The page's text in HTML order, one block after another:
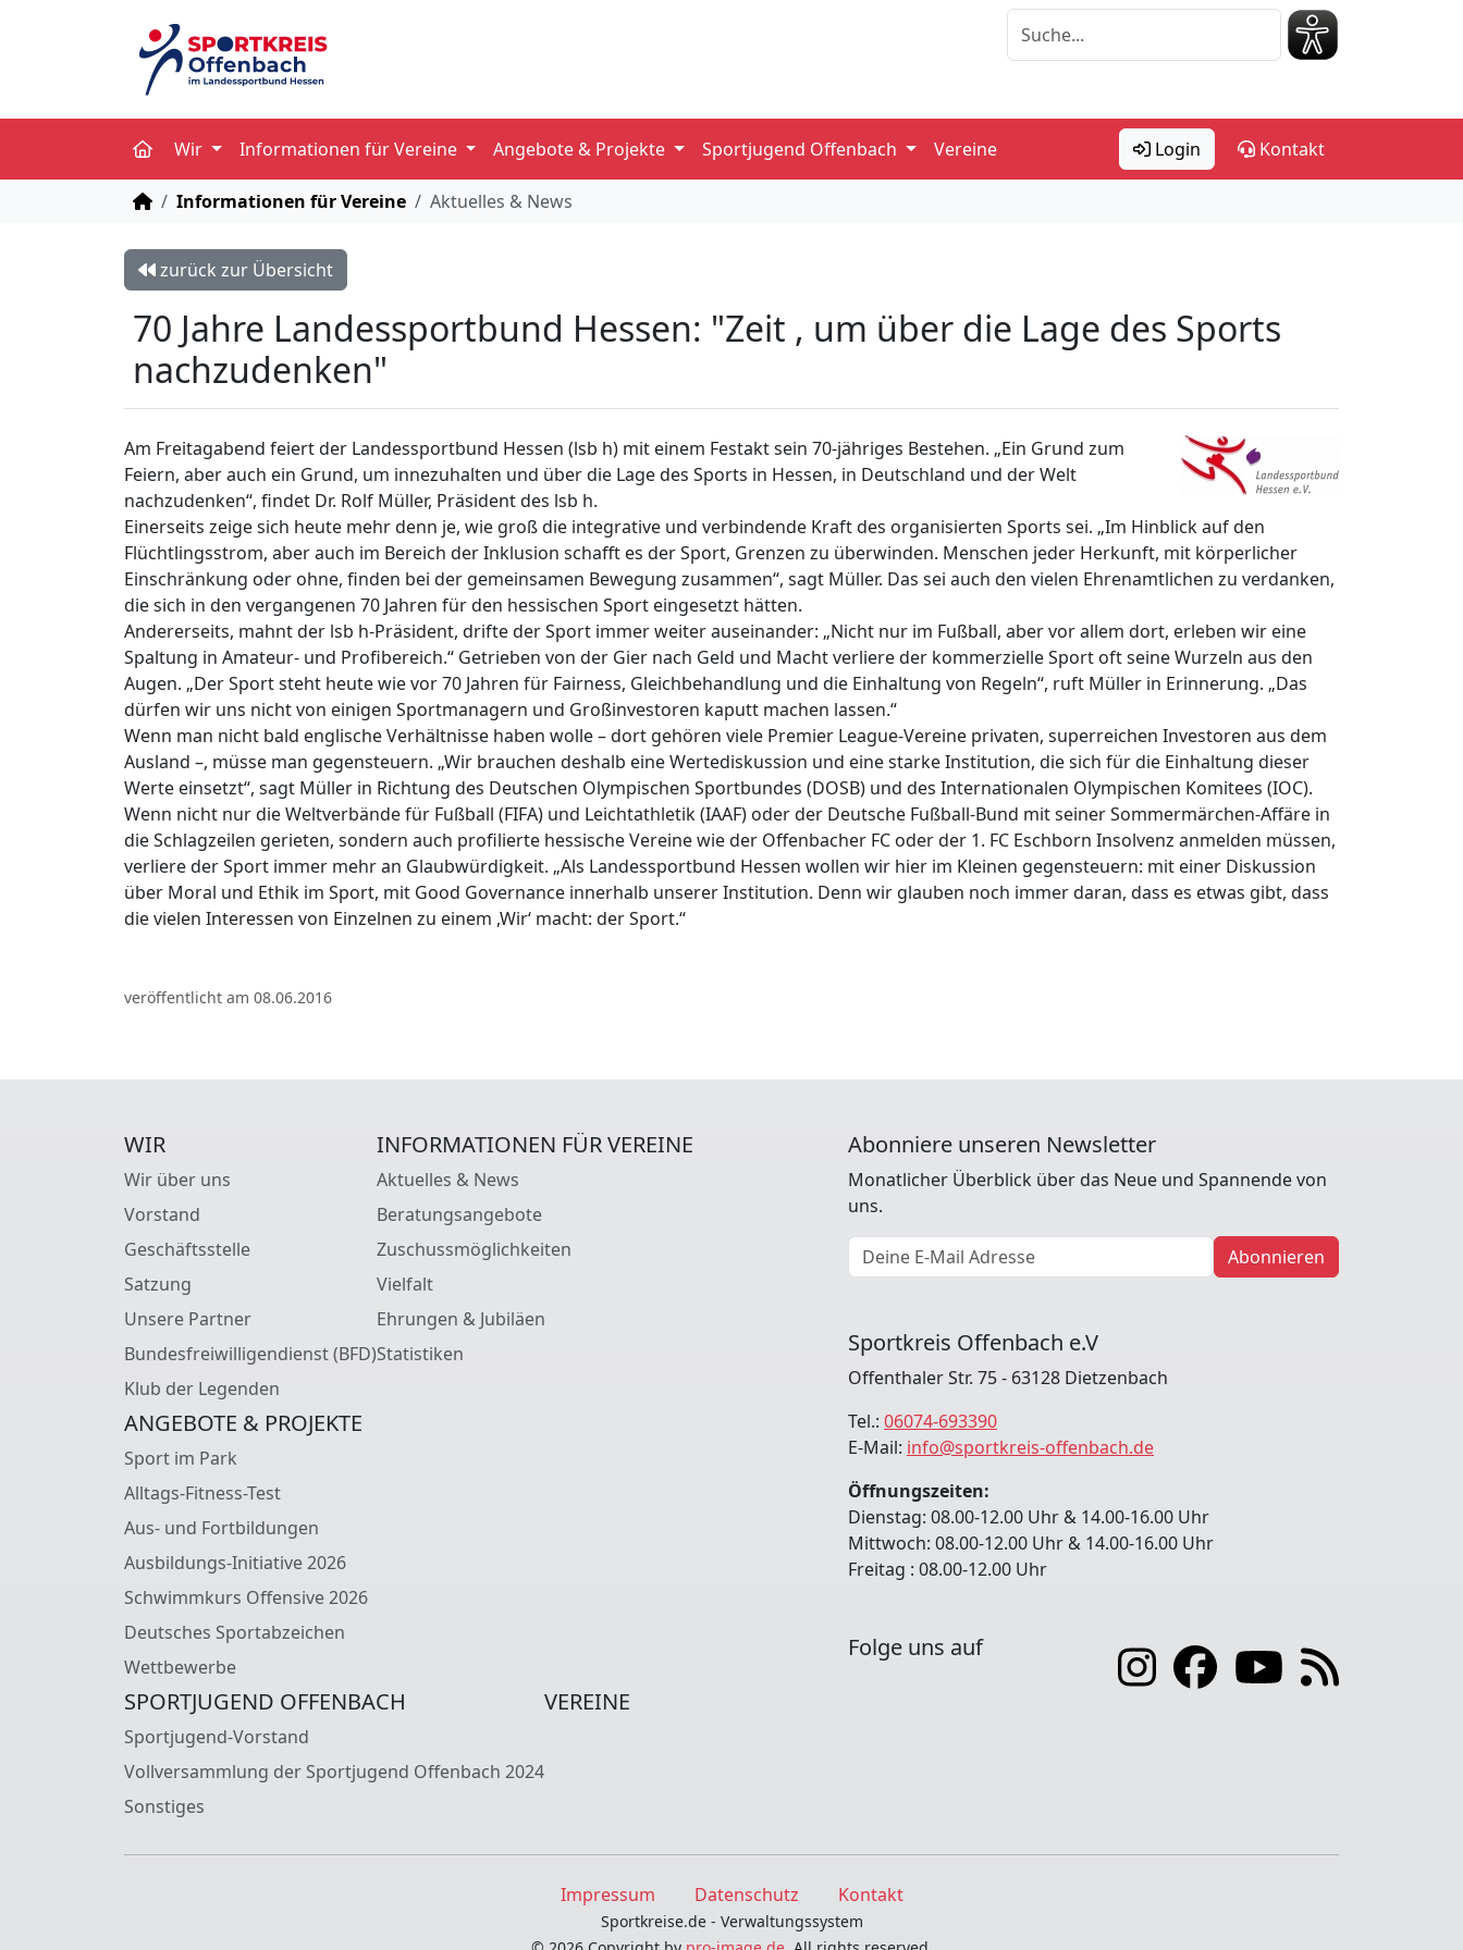
Wir Informationen für Vereine Angebote & Projekte Sportjugend Offenbach Vereine Login Kontakt
STARTSEITE
Informationen für Vereine Aktuelles & News
zurück zur Übersicht
70 Jahre Landessportbund Hessen: "Zeit , um über die Lage des Sports
nachzudenken"
Am Freitagabend feiert der Landessportbund Hessen (lsb h) mit einem Festakt sein 70-jähriges Bestehen. „Ein Grund zum
Feiern, aber auch ein Grund, um innezuhalten und über die Lage des Sports in Hessen, in Deutschland und der Welt
nachzudenken“, findet Dr. Rolf Müller, Präsident des lsb h.
Einerseits zeige sich heute mehr denn je, wie groß die integrative und verbindende Kraft des organisierten Sports sei. „Im Hinblick auf den
Flüchtlingsstrom, aber auch im Bereich der Inklusion schafft es der Sport, Grenzen zu überwinden. Menschen jeder Herkunft, mit körperlicher
Einschränkung oder ohne, finden bei der gemeinsamen Bewegung zusammen“, sagt Müller. Das sei auch den vielen Ehrenamtlichen zu verdanken,
die sich in den vergangenen 70 Jahren für den hessischen Sport eingesetzt hätten.
Andererseits, mahnt der lsb h-Präsident, drifte der Sport immer weiter auseinander: „Nicht nur im Fußball, aber vor allem dort, erleben wir eine
Spaltung in Amateur- und Profibereich.“ Getrieben von der Gier nach Geld und Macht verliere der kommerzielle Sport oft seine Wurzeln aus den
Augen. „Der Sport steht heute wie vor 70 Jahren für Fairness, Gleichbehandlung und die Einhaltung von Regeln“, ruft Müller in Erinnerung. „Das
dürfen wir uns nicht von einigen Sportmanagern und Großinvestoren kaputt machen lassen.“
Wenn man nicht bald englische Verhältnisse haben wolle – dort gehören viele Premier League-Vereine privaten, superreichen Investoren aus dem
Ausland –, müsse man gegensteuern. „Wir brauchen deshalb eine Wertediskussion und eine starke Institution, die sich für die Einhaltung dieser
Werte einsetzt“, sagt Müller in Richtung des Deutschen Olympischen Sportbundes (DOSB) und des Internationalen Olympischen Komitees (IOC).
Wenn nicht nur die Weltverbände für Fußball (FIFA) und Leichtathletik (IAAF) oder der Deutsche Fußball-Bund mit seiner Sommermärchen-Affäre in
die Schlagzeilen gerieten, sondern auch profilierte hessische Vereine wie der Offenbacher FC oder der 1. FC Eschborn Insolvenz anmelden müssen,
verliere der Sport immer mehr an Glaubwürdigkeit. „Als Landessportbund Hessen wollen wir hier im Kleinen gegensteuern: mit einer Diskussion
über Moral und Ethik im Sport, mit Good Governance innerhalb unserer Institution. Denn wir glauben noch immer daran, dass es etwas gibt, dass
die vielen Interessen von Einzelnen zu einem ,Wir‘ macht: der Sport.“
veröffentlicht am 08.06.2016
WIR
Wir über uns
Vorstand
Geschäftsstelle
Satzung
Unsere Partner
Bundesfreiwilligendienst (BFD)
Klub der Legenden
INFORMATIONEN FÜR VEREINE
Aktuelles & News
Beratungsangebote
Zuschussmöglichkeiten
Vielfalt
Ehrungen & Jubiläen
Statistiken
ANGEBOTE & PROJEKTE
Sport im Park
Alltags-Fitness-Test
Aus- und Fortbildungen
Ausbildungs-Initiative 2026
Schwimmkurs Offensive 2026
Deutsches Sportabzeichen
Wettbewerbe
SPORTJUGEND OFFENBACH
Sportjugend-Vorstand
Vollversammlung der Sportjugend Offenbach 2024
Sonstiges
VEREINE
Abonniere unseren Newsletter
Monatlicher Überblick über das Neue und Spannende von
uns.
E-Mail Adresse
Abonnieren
Sportkreis Offenbach e.V
Offenthaler Str. 75 - 63128 Dietzenbach
Tel.: 06074-693390
E-Mail: info@sportkreis-offenbach.de
Öffnungszeiten:
Dienstag: 08.00-12.00 Uhr & 14.00-16.00 Uhr
Mittwoch: 08.00-12.00 Uhr & 14.00-16.00 Uhr
Freitag : 08.00-12.00 Uhr
Folge uns auf
Impressum Datenschutz Kontakt
Sportkreise.de - Verwaltungssystem